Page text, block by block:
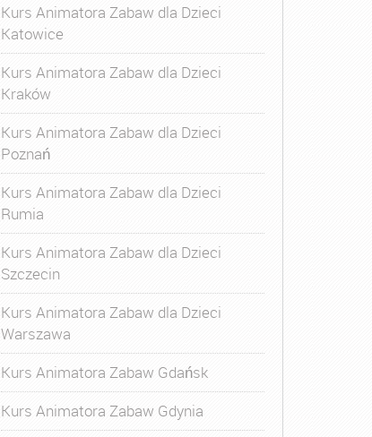
Kurs Animatora Zabaw dla Dzieci
Katowice
Kurs Animatora Zabaw dla Dzieci
Kraków
Kurs Animatora Zabaw dla Dzieci
Poznań
Kurs Animatora Zabaw dla Dzieci
Rumia
Kurs Animatora Zabaw dla Dzieci
Szczecin
Kurs Animatora Zabaw dla Dzieci
Warszawa
Kurs Animatora Zabaw Gdańsk
Kurs Animatora Zabaw Gdynia